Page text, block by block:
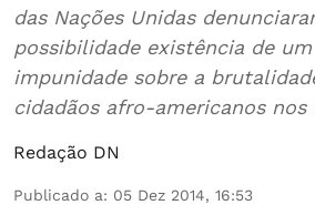
das Nações Unidas denunciaram hoje a
possibilidade existência de
impunidade sobre a brutalidade exercida contra
Redação DN
Publicado a: 05 Dez 2014, 16:53